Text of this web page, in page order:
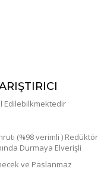
Edilebilkmektedir
(%98 verimli ) Redüktör
Durmaya Elverişli
ve Paslanmaz